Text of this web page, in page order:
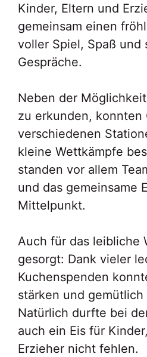
Kinder, Eltern und
gemeinsam einen
voller Spiel, Spaß und
Gespräche.
Neben der
zu erkunden, konnten
verschiedenen
kleine Wettkämpfe
standen vor allem
und das gemeinsame
Mittelpunkt.
Auch für das leibliche
gesorgt: Dank vieler
Kuchenspenden
stärken und gemütlich
Natürlich durfte bei
auch ein Eis für
Erzieher nicht fehlen.